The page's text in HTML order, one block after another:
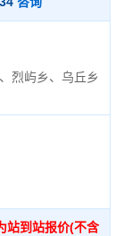
烈屿乡、乌丘乡
站到站报价(不含